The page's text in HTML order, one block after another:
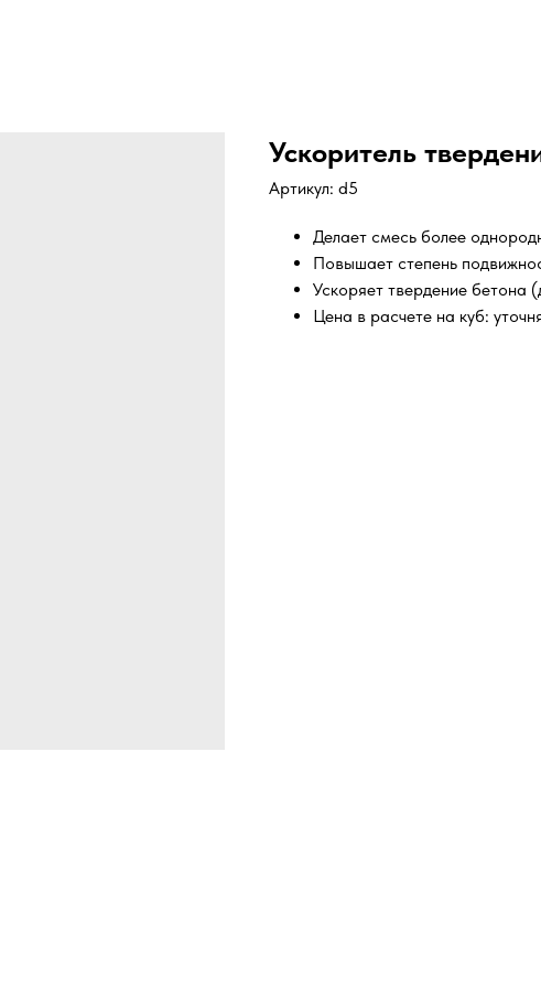
Ускоритель
Артикул: d5
Делает смесь более
Повышает степень
Ускоряет твердение бетона
Цена в расчете на куб: